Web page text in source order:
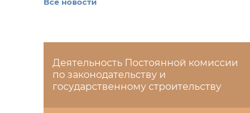
Деятельность Постоянной комиссии
по законодательству и
государственному строительству